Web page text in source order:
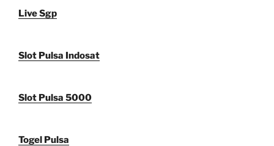
Live Sgp
Slot Pulsa Indosat
Slot Pulsa 5000
Togel Pulsa